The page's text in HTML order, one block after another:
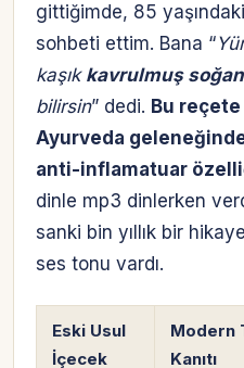
gittiğimde, 85
sohbeti ettim. Bana “
kaşık kavrulmuş soğan
bilirsin” dedi. Bu
Ayurveda
anti-inflamatuar
dinle mp3 dinlerken
sanki bin yıllık bir
ses tonu vardı.
Eski Usul
İçecek
Modern
Kanıtı